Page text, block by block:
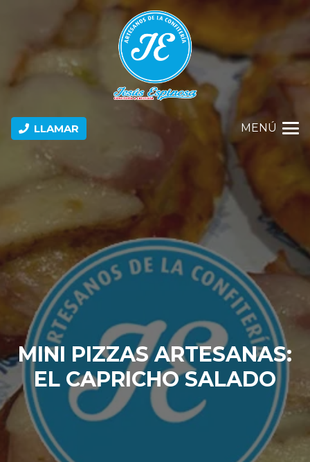
LLAMAR MENÚ
MINI PIZZAS ARTESANAS:
EL CAPRICHO SALADO